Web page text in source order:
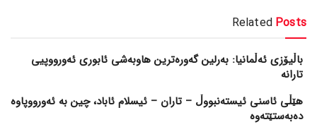
Related Posts
باڵیۆزی ئەڵمانیا: بەرلین گەورەترین هاوبەشی ئابوری ئەورووپیی
تارانە
هێڵی ئاسنی ئیستەنبووڵ – تاران – ئیسلام ئاباد، چین بە ئەورووپاوە
دەبەستێتەوە